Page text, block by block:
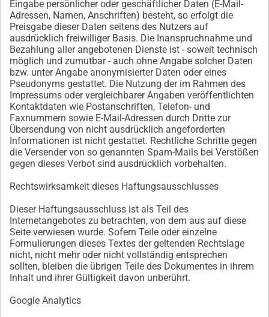
Eingabe persönlicher oder geschäftlicher Daten (E-Mail-
Adressen, Namen, Anschriften) besteht, so erfolgt die
Preisgabe dieser Daten seitens des Nutzers auf
ausdrücklich freiwilliger Basis. Die Inanspruchnahme und
Bezahlung aller angebotenen Dienste ist - soweit technisch
möglich und zumutbar - auch ohne Angabe solcher Daten
bzw. unter Angabe anonymisierter Daten oder eines
Pseudonyms gestattet. Die Nutzung der im Rahmen des
Impressums oder vergleichbarer Angaben veröffentlichten
Kontaktdaten wie Postanschriften, Telefon- und
Faxnummern sowie E-Mail-Adressen durch Dritte zur
Übersendung von nicht ausdrücklich angeforderten
Informationen ist nicht gestattet. Rechtliche Schritte gegen
die Versender von so genannten Spam-Mails bei Verstößen
gegen dieses Verbot sind ausdrücklich vorbehalten.
Rechtswirksamkeit dieses Haftungsausschlusses
Dieser Haftungsausschluss ist als Teil des
Internetangebotes zu betrachten, von dem aus auf diese
Seite verwiesen wurde. Sofern Teile oder einzelne
Formulierungen dieses Textes der geltenden Rechtslage
nicht, nicht mehr oder nicht vollständig entsprechen
sollten, bleiben die übrigen Teile des Dokumentes in ihrem
Inhalt und ihrer Gültigkeit davon unberührt.
Google Analytics